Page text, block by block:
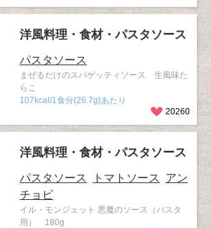
洋風料理・食材・パスタソース
パスタソース
まぜるだけのスパゲッティソース 生風味た
らこ
107kcal/1食分(26.7g)あたり
20260
洋風料理・食材・パスタソース
パスタソース トマトソース
アン
チョビ
イル・モンジェット 悪魔のソース（パスタ
用） 180g